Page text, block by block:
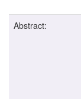
Abstract: